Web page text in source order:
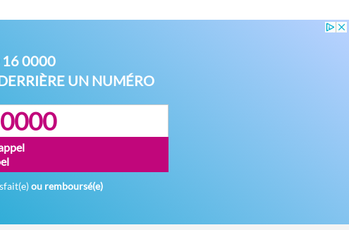
0000
UN NUMÉRO
ou remboursé(e)